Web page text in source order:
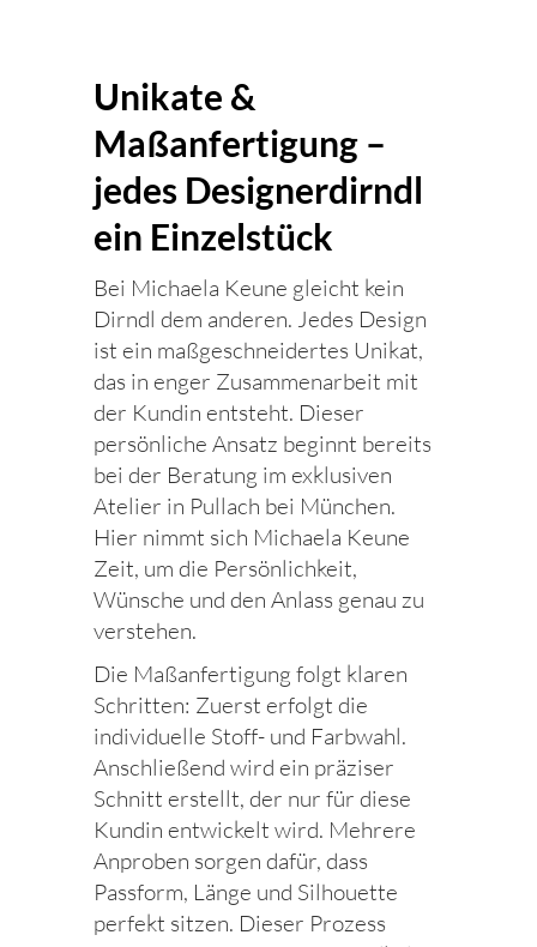
Unikate &
Maßanfertigung –
jedes Designerdirndl
ein Einzelstück
Bei Michaela Keune gleicht kein
Dirndl dem anderen. Jedes Design
ist ein maßgeschneidertes Unikat,
das in enger Zusammenarbeit mit
der Kundin entsteht. Dieser
persönliche Ansatz beginnt bereits
bei der Beratung im exklusiven
Atelier in Pullach bei München.
Hier nimmt sich Michaela Keune
Zeit, um die Persönlichkeit,
Wünsche und den Anlass genau zu
verstehen.
Die Maßanfertigung folgt klaren
Schritten: Zuerst erfolgt die
individuelle Stoff- und Farbwahl.
Anschließend wird ein präziser
Schnitt erstellt, der nur für diese
Kundin entwickelt wird. Mehrere
Anproben sorgen dafür, dass
Passform, Länge und Silhouette
perfekt sitzen. Dieser Prozess